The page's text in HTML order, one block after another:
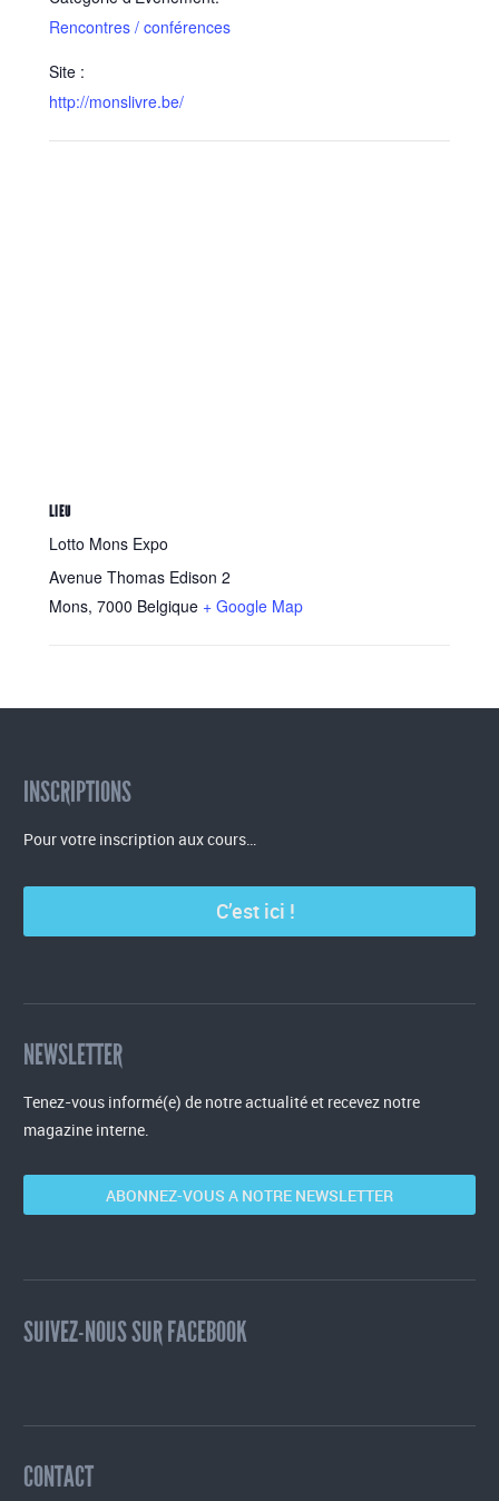
Rencontres / conférences
Site :
http://monslivre.be/
LIEU
Lotto Mons Expo
Avenue Thomas Edison 2
Mons, 7000 Belgique + Google Map
INSCRIPTIONS
Pour votre inscription aux cours…
C’est ici !
NEWSLETTER
Tenez-vous informé(e) de notre actualité et recevez notre
magazine interne.
ABONNEZ-VOUS A NOTRE NEWSLETTER
SUIVEZ-NOUS SUR FACEBOOK
CONTACT